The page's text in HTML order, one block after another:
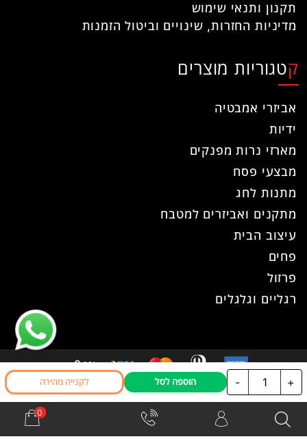
תקנון ותנאי שימוש
מדיניות החזרות, שינויים וביטול הזמנות
קטגוריות מוצרים
אביזרי אמבטיה
ידיות
מארזי נרות מפנקים
מבצעי פסח
מתנות לחג
מתקנים ואביזרים למטבח
עיצוב הבית
פחים
פרזול
רגליים וגלגלים
כל הזכויות שמורות ל- עוז פרזול © 2026
אתר זה נבנה ועוצב ע"יWPhome
+
כמות
של
ידית
כפתור
- הוספה לסל לקנייה מהירה